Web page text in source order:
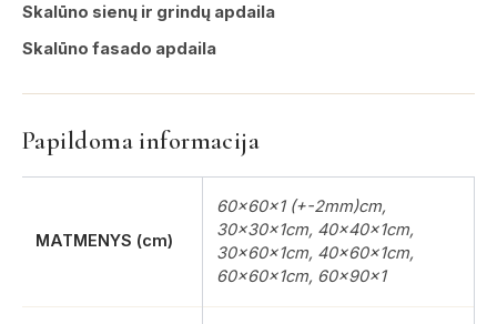
Skalūno sienų ir grindų apdaila
Skalūno fasado apdaila
Papildoma informacija
MATMENYS (cm)
60x60x1 (+-2mm)cm,
30x30x1cm, 40x40x1cm,
30x60x1cm, 40x60x1cm,
60x60x1cm, 60x90x1